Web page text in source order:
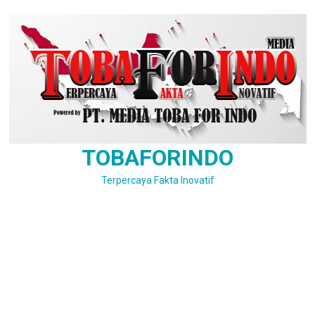
content
TOBAFORINDO
Terpercaya Fakta Inovatif